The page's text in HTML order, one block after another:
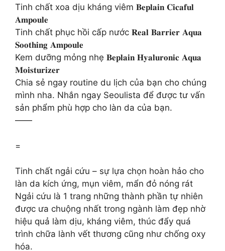
Tinh chất xoa dịu kháng viêm 𝐁𝐞𝐩𝐥𝐚𝐢𝐧 𝐂𝐢𝐜𝐚𝐟𝐮𝐥
𝐀𝐦𝐩𝐨𝐮𝐥𝐞
Tinh chất phục hồi cấp nước 𝐑𝐞𝐚𝐥 𝐁𝐚𝐫𝐫𝐢𝐞𝐫 𝐀𝐪𝐮𝐚
𝐒𝐨𝐨𝐭𝐡𝐢𝐧𝐠 𝐀𝐦𝐩𝐨𝐮𝐥𝐞
Kem dưỡng mỏng nhẹ 𝐁𝐞𝐩𝐥𝐚𝐢𝐧 𝐇𝐲𝐚𝐥𝐮𝐫𝐨𝐧𝐢𝐜 𝐀𝐪𝐮𝐚
𝐌𝐨𝐢𝐬𝐭𝐮𝐫𝐢𝐳𝐞𝐫
Chia sẻ ngay routine du lịch của bạn cho chúng
mình nha. Nhắn ngay Seoulista để được tư vấn
sản phẩm phù hợp cho làn da của bạn.
——
=
Tinh chất ngải cứu – sự lựa chọn hoàn hảo cho
làn da kích ứng, mụn viêm, mẩn đỏ nóng rát
Ngải cứu là 1 trang những thành phần tự nhiên
được ưa chuộng nhất trong ngành làm đẹp nhờ
hiệu quả làm dịu, kháng viêm, thúc đẩy quá
trình chữa lành vết thương cũng như chống oxy
hóa.